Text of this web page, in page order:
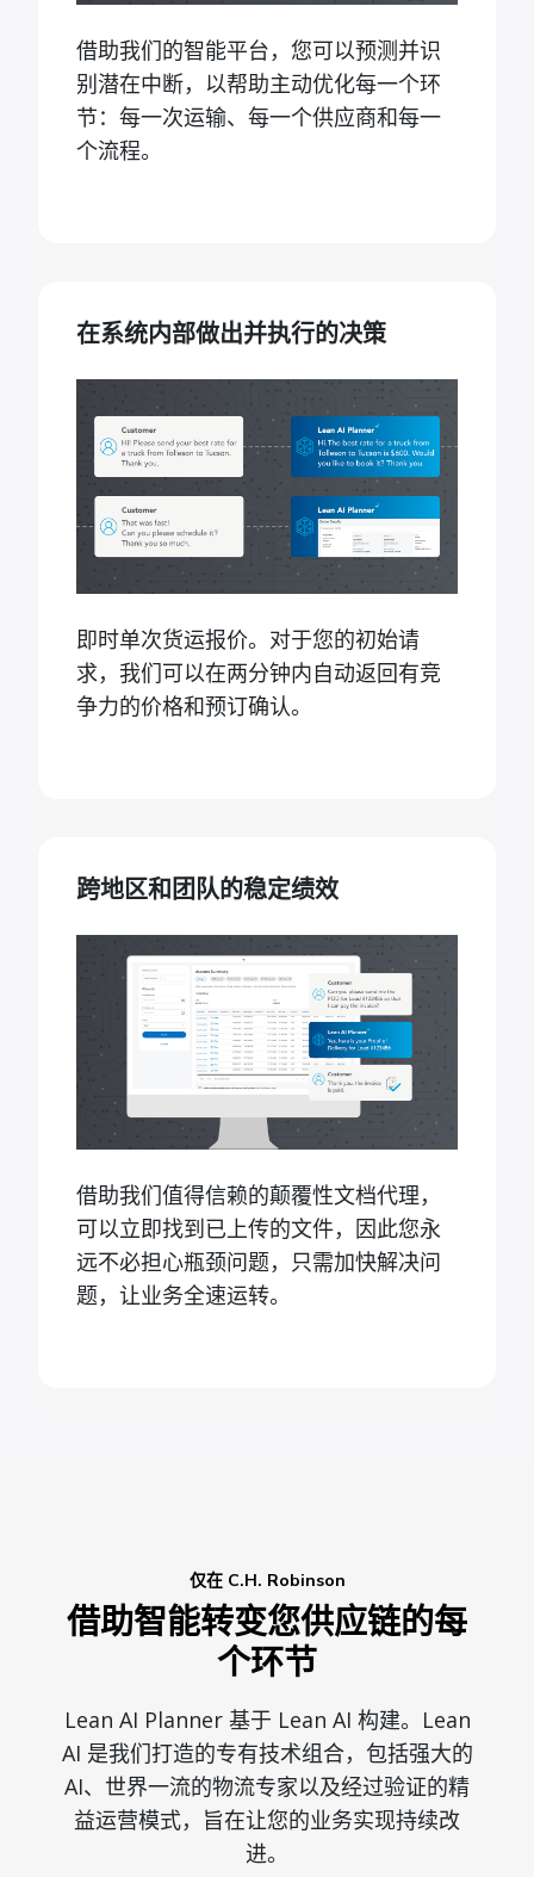
借助我们的智能平台，您可以预测并识
别潜在中断，以帮助主动优化每一个环
节：每一次运输、每一个供应商和每一
个流程。
在系统内部做出并执行的决策
即时单次货运报价。对于您的初始请
求，我们可以在两分钟内自动返回有竞
争力的价格和预订确认。
跨地区和团队的稳定绩效
借助我们值得信赖的颠覆性文档代理，
可以立即找到已上传的文件，因此您永
远不必担心瓶颈问题，只需加快解决问
题，让业务全速运转。
仅在 C.H. Robinson
借助智能转变您供应链的每
个环节
Lean AI Planner 基于 Lean AI 构建。Lean
AI 是我们打造的专有技术组合，包括强大的
AI、世界一流的物流专家以及经过验证的精
益运营模式，旨在让您的业务实现持续改
进。